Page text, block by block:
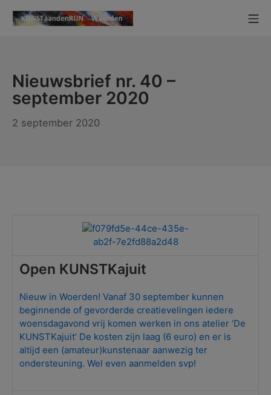
naar
Nieuwsbrief nr. 40 –
september 2020
2 september 2020
Open KUNSTKajuit
Nieuw in Woerden! Vanaf 30 september kunnen
beginnende of gevorderde creatievelingen iedere
woensdagavond vrij komen werken in ons atelier ‘De
KUNSTKajuit’ De kosten zijn laag (6 euro) en er is
altijd een (amateur)kunstenaar aanwezig ter
ondersteuning. Wel even aanmelden svp!